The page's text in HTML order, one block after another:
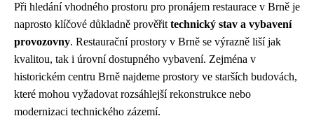
Při hledání vhodného prostoru pro pronájem restaurace v Brně je
naprosto klíčové důkladně prověřit technický stav a vybavení
provozovny. Restaurační prostory v Brně se výrazně liší jak
kvalitou, tak i úrovní dostupného vybavení. Zejména v
historickém centru Brně najdeme prostory ve starších budovách,
které mohou vyžadovat rozsáhlejší rekonstrukce nebo
modernizaci technického zázemí.